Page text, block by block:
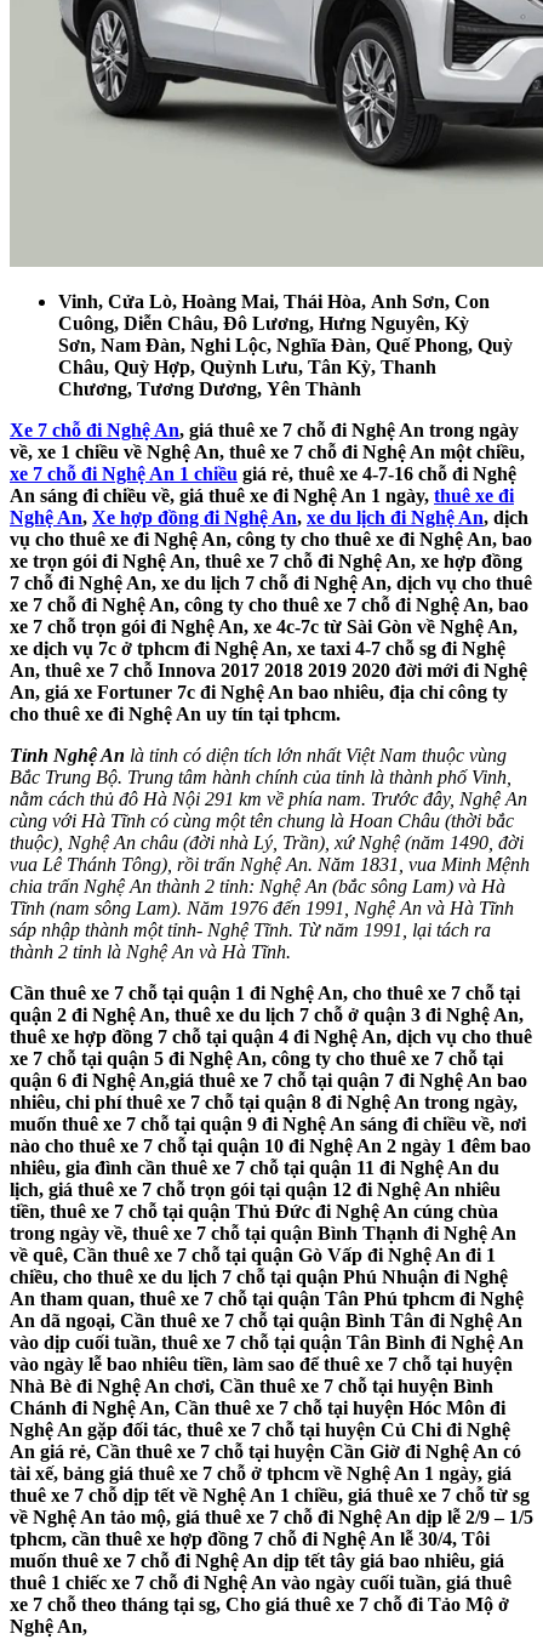
Vinh, Cửa Lò, Hoàng Mai, Thái Hòa, Anh Sơn, Con
Cuông, Diễn Châu, Đô Lương, Hưng Nguyên, Kỳ
Sơn, Nam Đàn, Nghi Lộc, Nghĩa Đàn, Quế Phong, Quỳ
Châu, Quỳ Hợp, Quỳnh Lưu, Tân Kỳ, Thanh
Chương, Tương Dương, Yên Thành
Xe 7 chỗ đi Nghệ An, giá thuê xe 7 chỗ đi Nghệ An trong ngày
về, xe 1 chiều về Nghệ An, thuê xe 7 chỗ đi Nghệ An một chiều,
xe 7 chỗ đi Nghệ An 1 chiều giá rẻ, thuê xe 4-7-16 chỗ đi Nghệ
An sáng đi chiều về, giá thuê xe đi Nghệ An 1 ngày, thuê xe đi
Nghệ An, Xe hợp đồng đi Nghệ An, xe du lịch đi Nghệ An, dịch
vụ cho thuê xe đi Nghệ An, công ty cho thuê xe đi Nghệ An, bao
xe trọn gói đi Nghệ An, thuê xe 7 chỗ đi Nghệ An, xe hợp đồng
7 chỗ đi Nghệ An, xe du lịch 7 chỗ đi Nghệ An, dịch vụ cho thuê
xe 7 chỗ đi Nghệ An, công ty cho thuê xe 7 chỗ đi Nghệ An, bao
xe 7 chỗ trọn gói đi Nghệ An, xe 4c-7c từ Sài Gòn về Nghệ An,
xe dịch vụ 7c ở tphcm đi Nghệ An, xe taxi 4-7 chỗ sg đi Nghệ
An, thuê xe 7 chỗ Innova 2017 2018 2019 2020 đời mới đi Nghệ
An, giá xe Fortuner 7c đi Nghệ An bao nhiêu, địa chỉ công ty
cho thuê xe đi Nghệ An uy tín tại tphcm.
Tỉnh Nghệ An là tỉnh có diện tích lớn nhất Việt Nam thuộc vùng
Bắc Trung Bộ. Trung tâm hành chính của tỉnh là thành phố Vinh,
nằm cách thủ đô Hà Nội 291 km về phía nam. Trước đây, Nghệ An
cùng với Hà Tĩnh có cùng một tên chung là Hoan Châu (thời bắc
thuộc), Nghệ An châu (đời nhà Lý, Trần), xứ Nghệ (năm 1490, đời
vua Lê Thánh Tông), rồi trấn Nghệ An. Năm 1831, vua Minh Mệnh
chia trấn Nghệ An thành 2 tỉnh: Nghệ An (bắc sông Lam) và Hà
Tĩnh (nam sông Lam). Năm 1976 đến 1991, Nghệ An và Hà Tĩnh
sáp nhập thành một tỉnh- Nghệ Tĩnh. Từ năm 1991, lại tách ra
thành 2 tỉnh là Nghệ An và Hà Tĩnh.
Cần thuê xe 7 chỗ tại quận 1 đi Nghệ An, cho thuê xe 7 chỗ tại
quận 2 đi Nghệ An, thuê xe du lịch 7 chỗ ở quận 3 đi Nghệ An,
thuê xe hợp đồng 7 chỗ tại quận 4 đi Nghệ An, dịch vụ cho thuê
xe 7 chỗ tại quận 5 đi Nghệ An, công ty cho thuê xe 7 chỗ tại
quận 6 đi Nghệ An,giá thuê xe 7 chỗ tại quận 7 đi Nghệ An bao
nhiêu, chi phí thuê xe 7 chỗ tại quận 8 đi Nghệ An trong ngày,
muốn thuê xe 7 chỗ tại quận 9 đi Nghệ An sáng đi chiều về, nơi
nào cho thuê xe 7 chỗ tại quận 10 đi Nghệ An 2 ngày 1 đêm bao
nhiêu, gia đình cần thuê xe 7 chỗ tại quận 11 đi Nghệ An du
lịch, giá thuê xe 7 chỗ trọn gói tại quận 12 đi Nghệ An nhiêu
tiền, thuê xe 7 chỗ tại quận Thủ Đức đi Nghệ An cúng chùa
trong ngày về, thuê xe 7 chỗ tại quận Bình Thạnh đi Nghệ An
về quê, Cần thuê xe 7 chỗ tại quận Gò Vấp đi Nghệ An đi 1
chiều, cho thuê xe du lịch 7 chỗ tại quận Phú Nhuận đi Nghệ
An tham quan, thuê xe 7 chỗ tại quận Tân Phú tphcm đi Nghệ
An dã ngoại, Cần thuê xe 7 chỗ tại quận Bình Tân đi Nghệ An
vào dịp cuối tuần, thuê xe 7 chỗ tại quận Tân Bình đi Nghệ An
vào ngày lễ bao nhiêu tiền, làm sao để thuê xe 7 chỗ tại huyện
Nhà Bè đi Nghệ An chơi, Cần thuê xe 7 chỗ tại huyện Bình
Chánh đi Nghệ An, Cần thuê xe 7 chỗ tại huyện Hóc Môn đi
Nghệ An gặp đối tác, thuê xe 7 chỗ tại huyện Củ Chi đi Nghệ
An giá rẻ, Cần thuê xe 7 chỗ tại huyện Cần Giờ đi Nghệ An có
tài xế, bảng giá thuê xe 7 chỗ ở tphcm về Nghệ An 1 ngày, giá
thuê xe 7 chỗ dịp tết về Nghệ An 1 chiều, giá thuê xe 7 chỗ từ sg
về Nghệ An tảo mộ, giá thuê xe 7 chỗ đi Nghệ An dịp lễ 2/9 – 1/5
tphcm, cần thuê xe hợp đồng 7 chỗ đi Nghệ An lễ 30/4, Tôi
muốn thuê xe 7 chỗ đi Nghệ An dịp tết tây giá bao nhiêu, giá
thuê 1 chiếc xe 7 chỗ đi Nghệ An vào ngày cuối tuần, giá thuê
xe 7 chỗ theo tháng tại sg, Cho giá thuê xe 7 chỗ đi Tảo Mộ ở
Nghệ An,